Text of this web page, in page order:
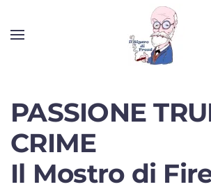
PASSIONE
CRIME
Il Mostro di